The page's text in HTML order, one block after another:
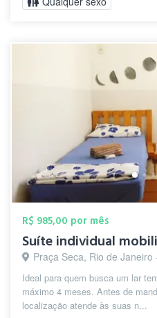
R$ 985,00 por mês
Suíte individual
Praça Seca, Rio de Janeiro
Ideal para quem busca um lar
máximo 4 meses. Antes de
localização atende às suas n...